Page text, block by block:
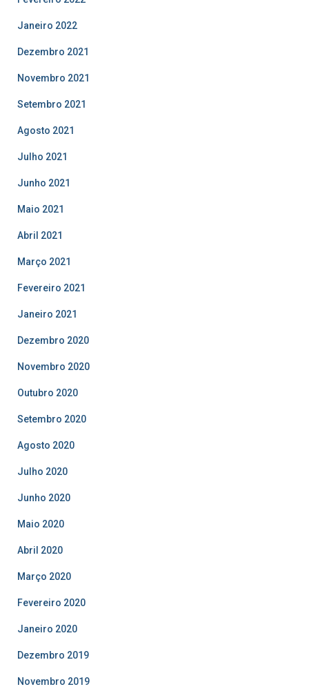
Janeiro 2022
Dezembro 2021
Novembro 2021
Setembro 2021
Agosto 2021
Julho 2021
Junho 2021
Maio 2021
Abril 2021
Março 2021
Fevereiro 2021
Janeiro 2021
Dezembro 2020
Novembro 2020
Outubro 2020
Setembro 2020
Agosto 2020
Julho 2020
Junho 2020
Maio 2020
Abril 2020
Março 2020
Fevereiro 2020
Janeiro 2020
Dezembro 2019
Novembro 2019